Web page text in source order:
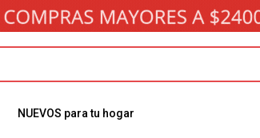
NUEVOS para tu hogar